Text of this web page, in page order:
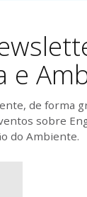
e
de forma
sobre
do Ambiente.